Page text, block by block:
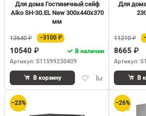
Для дома Гостиничный сейф
Aiko SH-30.EL New 300x440x370
мм
13640 ₽ −3100 ₽
10540 ₽
В наличии
Артикул: S11599230409
ДобавитьДобавить
сравнению
В корзину
Для
11210 ₽
8665 ₽
Артикул:
В
−23% −26%